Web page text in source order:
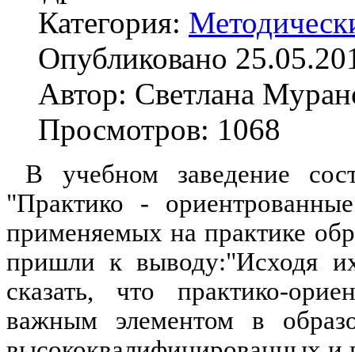
Категория:
Опубликовано
Автор: Светлана
Просмотров: 1068
В учебном заведение
"Практико -
применяемых на практике
пришли к выводу:"Исходя
сказать, что практико-
важным элементом в